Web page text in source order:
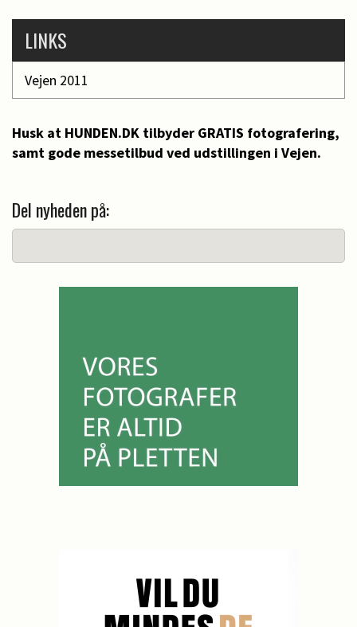
LINKS
Vejen 2011
Husk at HUNDEN.DK tilbyder GRATIS fotografering,
samt gode messetilbud ved udstillingen i Vejen.
Del nyheden på: